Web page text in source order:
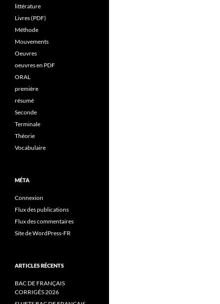
littérature
Livres (PDF)
Méthode
Mouvements
Oeuvres
oeuvres en PDF
ORAL
première
résumé
Seconde
Terminale
Théorie
Vocabulaire
MÉTA
Connexion
Flux des publications
Flux des commentaires
Site de WordPress-FR
ARTICLES RÉCENTS
BAC DE FRANÇAIS
CORRIGÉS 2026